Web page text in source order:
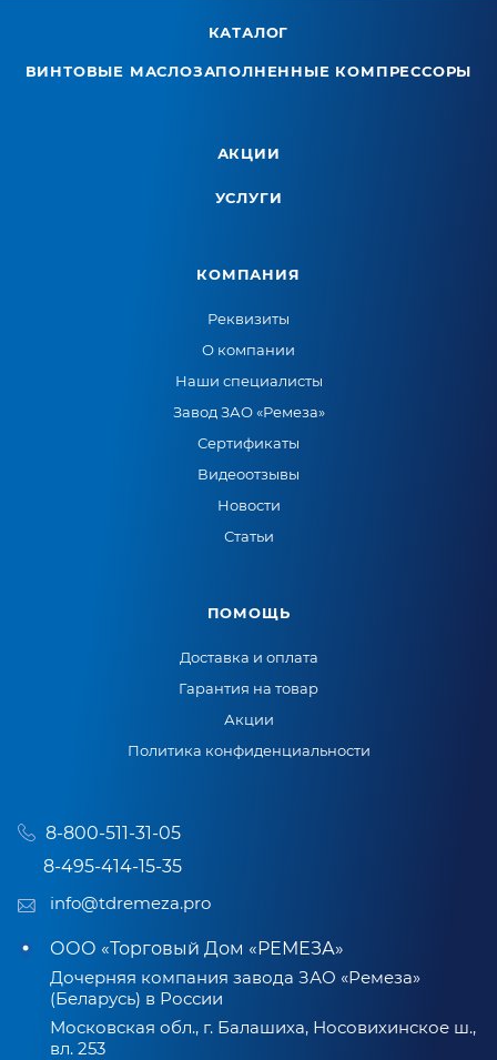
КАТАЛОГ
ВИНТОВЫЕ МАСЛОЗАПОЛНЕННЫЕ КОМПРЕССОРЫ
АКЦИИ
УСЛУГИ
КОМПАНИЯ
Реквизиты
О компании
Наши специалисты
Завод ЗАО «Ремеза»
Сертификаты
Видеоотзывы
Новости
Статьи
ПОМОЩЬ
Доставка и оплата
Гарантия на товар
Акции
Политика конфиденциальности
8-800-511-31-05
8-495-414-15-35
info@tdremeza.pro
ООО «Торговый Дом «РЕМЕЗА»
Дочерняя компания завода ЗАО «Ремеза»
(Беларусь) в России
Московская обл., г. Балашиха, Носовихинское ш.,
вл. 253